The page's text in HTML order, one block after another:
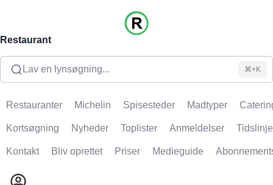
Restaurant
Lav en lynsøgning... ⌘+K
Restauranter Michelin Spisesteder Madtyper
Kortsøgning Nyheder Toplister Anmeldelser Tidslinje
Kontakt Bliv oprettet Priser Medieguide